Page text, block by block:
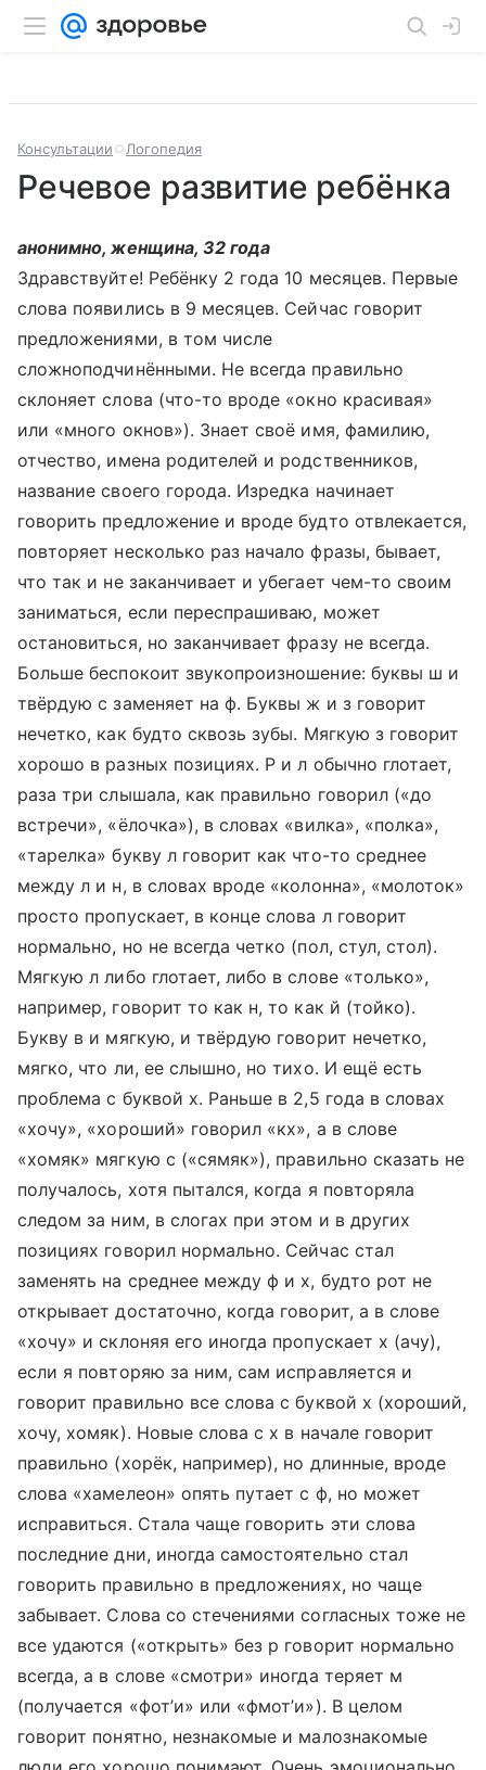
Консультации Логопедия
Речевое развитие ребёнка
анонимно, женщина, 32 года
Здравствуйте! Ребёнку 2 года 10 месяцев. Первые
слова появились в 9 месяцев. Сейчас говорит
предложениями, в том числе
сложноподчинёнными. Не всегда правильно
склоняет слова (что-то вроде «окно красивая»
или «много окнов»). Знает своё имя, фамилию,
отчество, имена родителей и родственников,
название своего города. Изредка начинает
говорить предложение и вроде будто отвлекается,
повторяет несколько раз начало фразы, бывает,
что так и не заканчивает и убегает чем-то своим
заниматься, если переспрашиваю, может
остановиться, но заканчивает фразу не всегда.
Больше беспокоит звукопроизношение: буквы ш и
твёрдую с заменяет на ф. Буквы ж и з говорит
нечетко, как будто сквозь зубы. Мягкую з говорит
хорошо в разных позициях. Р и л обычно глотает,
раза три слышала, как правильно говорил («до
встречи», «ёлочка»), в словах «вилка», «полка»,
«тарелка» букву л говорит как что-то среднее
между л и н, в словах вроде «колонна», «молоток»
просто пропускает, в конце слова л говорит
нормально, но не всегда четко (пол, стул, стол).
Мягкую л либо глотает, либо в слове «только»,
например, говорит то как н, то как й (тойко).
Букву в и мягкую, и твёрдую говорит нечетко,
мягко, что ли, ее слышно, но тихо. И ещё есть
проблема с буквой х. Раньше в 2,5 года в словах
«хочу», «хороший» говорил «кх», а в слове
«хомяк» мягкую с («сямяк»), правильно сказать не
получалось, хотя пытался, когда я повторяла
следом за ним, в слогах при этом и в других
позициях говорил нормально. Сейчас стал
заменять на среднее между ф и х, будто рот не
открывает достаточно, когда говорит, а в слове
«хочу» и склоняя его иногда пропускает х (ачу),
если я повторяю за ним, сам исправляется и
говорит правильно все слова с буквой х (хороший,
хочу, хомяк). Новые слова с х в начале говорит
правильно (хорёк, например), но длинные, вроде
слова «хамелеон» опять путает с ф, но может
исправиться. Стала чаще говорить эти слова
последние дни, иногда самостоятельно стал
говорить правильно в предложениях, но чаще
забывает. Слова со стечениями согласных тоже не
все удаются («открыть» без р говорит нормально
всегда, а в слове «смотри» иногда теряет м
(получается «фот’и» или «фмот’и»). В целом
говорит понятно, незнакомые и малознакомые